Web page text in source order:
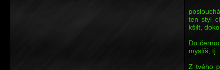
ten styl
kšilt,
Do
myslíš, tj.
Z tvého